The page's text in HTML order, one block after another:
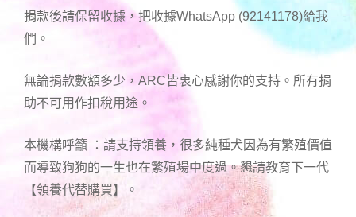
捐款後請保留收據，把收據WhatsApp (92141178)給我
們。
無論捐款數額多少，ARC皆衷心感謝你的支持。所有捐
助不可用作扣稅用途。
本機構呼籲 ：請支持領養，很多純種犬因為有繁殖價值
而導致狗狗的一生也在繁殖場中度過。懇請教育下一代
【領養代替購買】。